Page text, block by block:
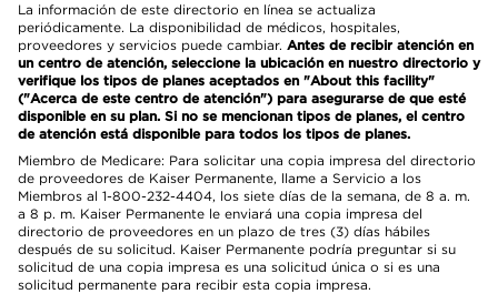
La información de este directorio en línea se actualiza
periódicamente. La disponibilidad de médicos, hospitales,
proveedores y servicios puede cambiar. Antes de recibir atención en
un centro de atención, seleccione la ubicación en nuestro directorio y
verifique los tipos de planes aceptados en "About this facility"
("Acerca de este centro de atención") para asegurarse de que esté
disponible en su plan. Si no se mencionan tipos de planes, el centro
de atención está disponible para todos los tipos de planes.
Miembro de Medicare: Para solicitar una copia impresa del directorio
de proveedores de Kaiser Permanente, llame a Servicio a los
Miembros al 1-800-232-4404, los siete días de la semana, de 8 a. m.
a 8 p. m. Kaiser Permanente le enviará una copia impresa del
directorio de proveedores en un plazo de tres (3) días hábiles
después de su solicitud. Kaiser Permanente podría preguntar si su
solicitud de una copia impresa es una solicitud única o si es una
solicitud permanente para recibir esta copia impresa.